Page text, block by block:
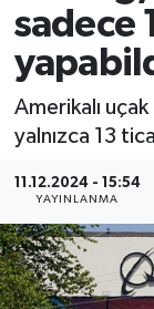
sadece
Amerikalı
yalnızca 13
11.12.2024 - 15:54
YAYINLANMA